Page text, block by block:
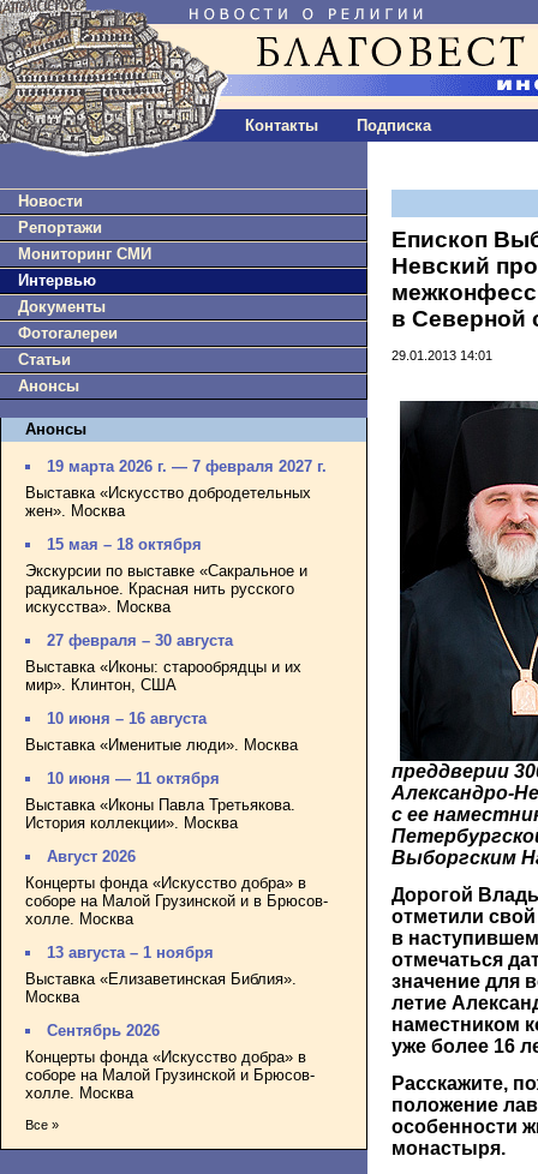
Контакты Подписка
Новости
Репортажи
Мониторинг СМИ
Интервью
Документы
Фотогалереи
Статьи
Анонсы
Анонсы
19 марта 2026 г. — 7 февраля 2027 г.
Выставка «Искусство добродетельных
жен». Москва
15 мая – 18 октября
Экскурсии по выставке «Сакральное и
радикальное. Красная нить русского
искусства». Москва
27 февраля – 30 августа
Выставка «Иконы: старообрядцы и их
мир». Клинтон, США
10 июня – 16 августа
Выставка «Именитые люди». Москва
10 июня — 11 октября
Выставка «Иконы Павла Третьякова.
История коллекции». Москва
Август 2026
Концерты фонда «Искусство добра» в
соборе на Малой Грузинской и в Брюсов-
холле. Москва
13 августа – 1 ноября
Выставка «Елизаветинская Библия».
Москва
Сентябрь 2026
Концерты фонда «Искусство добра» в
соборе на Малой Грузинской и Брюсов-
холле. Москва
Все »
Епископ
Невский
в Северной
29.01.2013 14:01
преддверии
Александро-
с ее
Выборгским
Дорогой
отметили
в
отмечаться
значение для
летие
наместником
уже более 16
Расскажите,
положение
особенности
монастыря.